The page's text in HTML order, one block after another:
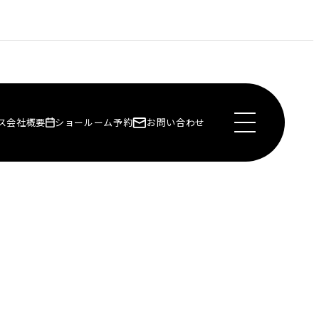
会社概要 ショールーム予約 お問い合わせ